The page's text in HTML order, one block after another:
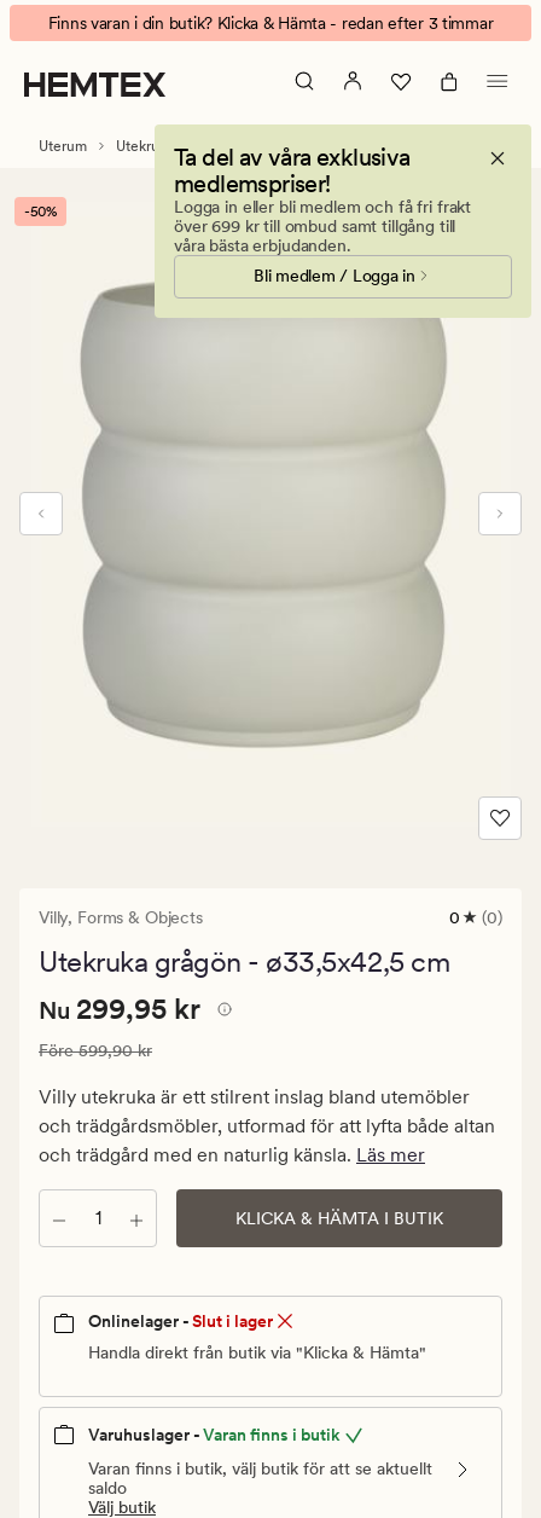
Villy
Utekruka
grågön
Animerad
banner.
Klicka
på
att
pausa.
Finns varan i din butik? Klicka & Hämta - redan efter 3 timmar
Ta del av våra exklusiva
medlemspriser!
Logga in eller bli medlem och få fri frakt
över 699 kr till ombud samt tillgång till
våra bästa erbjudanden.
Bli medlem / Logga in
Uterum Utekrukor
-50%
Villy, Forms & Objects
0
med
0 (0)
Utekruka grågön - ø33,5x42,5 cm
Nuvarande
299,95
kr.
Ordinarie
pris
Nuvarande pris
Nu 299,95 kr
Ordinarie pris 599,90 kr
Före599,90 kr
Villy utekruka är ett stilrent inslag bland utemöbler
och trädgårdsmöbler, utformad för att lyfta både altan
och trädgård med en naturlig känsla. Läs mer
Antal KLICKA & HÄMTA I BUTIK
Onlinelager -Slut i lager
Handla direkt från butik via "Klicka & Hämta"
Varuhuslager -Varan finns i butik
Varan finns i butik, välj butik för att se aktuellt
saldo
Välj butik